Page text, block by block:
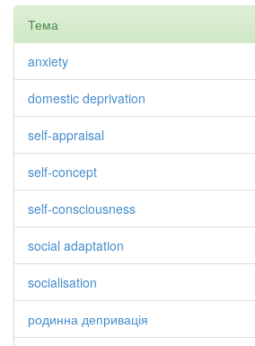
Тема
anxiety
domestic deprivation
self-appraisal
self-concept
self-consciousness
social adaptation
socialisation
родинна депривація